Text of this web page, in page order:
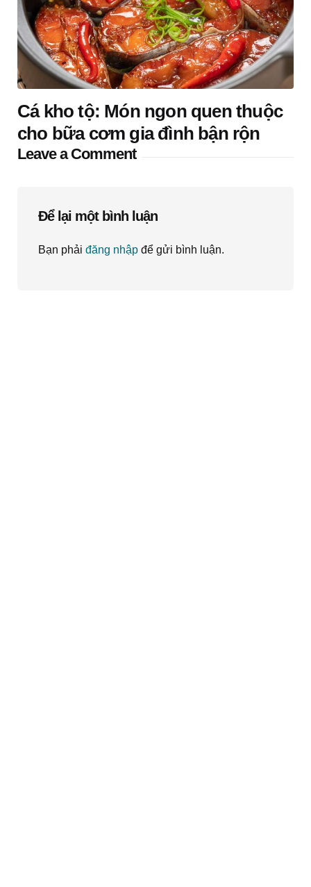
Cá kho tộ: Món ngon quen thuộc
cho bữa cơm gia đình bận rộn
Leave a Comment
Để lại một bình luận
Bạn phải đăng nhập để gửi bình luận.